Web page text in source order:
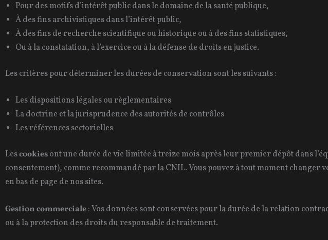
Pour des motifs d’intérêt public dans le domaine de la santé publique,
À des fins archivistiques dans l’intérêt public,
À des fins de recherche scientifique ou historique ou à des fins statistiques,
Ou à la constatation, à l’exercice ou à la défense de droits en justice.
Les critères pour déterminer les durées de conservation sont les suivants :
Les dispositions légales ou règlementaires
La doctrine et la jurisprudence des autorités de contrôles
Les références sectorielles
Lescookiesont une durée de vie limitée à treize mois après leur premier dépôt dans
consentement), comme recommandé par la CNIL. Vous pouvez à tout moment
en bas de page de nos sites.
Gestion commerciale: Vos données sont conservées pour la durée de la relation
ou à la protection des droits du responsable de traitement.